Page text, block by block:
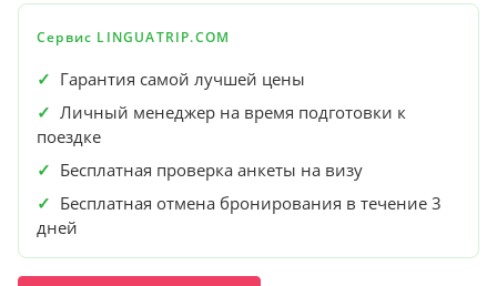
Сервис LINGUATRIP.COM
✓ Гарантия самой лучшей цены
✓ Личный менеджер на время подготовки к
поездке
✓ Бесплатная проверка анкеты на визу
✓ Бесплатная отмена бронирования в течение 3
дней